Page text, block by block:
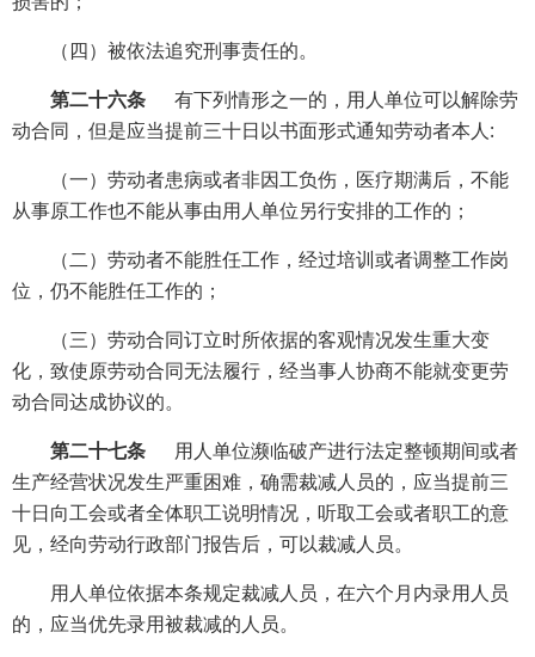
（四）被依法追究刑事责任的。
第二十六条
有下列情形之一的，用人单位可以解除劳
动合同，但是应当提前三十日以书面形式通知劳动者本人:
（一）劳动者患病或者非因工负伤，医疗期满后，不能
从事原工作也不能从事由用人单位另行安排的工作的；
（二）劳动者不能胜任工作，经过培训或者调整工作岗
位，仍不能胜任工作的；
（三）劳动合同订立时所依据的客观情况发生重大变
化，致使原劳动合同无法履行，经当事人协商不能就变更劳
动合同达成协议的。
第二十七条
用人单位濒临破产进行法定整顿期间或者
生产经营状况发生严重困难，确需裁减人员的，应当提前三
十日向工会或者全体职工说明情况，听取工会或者职工的意
见，经向劳动行政部门报告后，可以裁减人员。
用人单位依据本条规定裁减人员，在六个月内录用人员
的，应当优先录用被裁减的人员。